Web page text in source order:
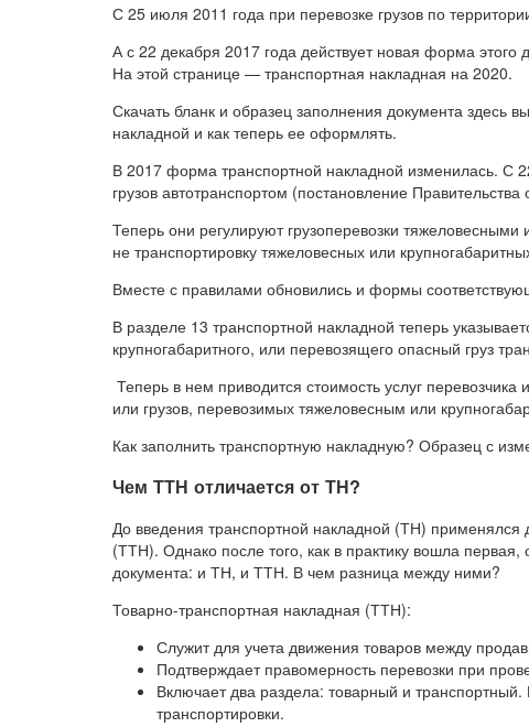
С 25 июля 2011 года при перевозке грузов по
А с 22 декабря 2017 года действует новая форма
На этой странице — транспортная накладная на 2020.
Скачать бланк и образец заполнения документа здесь
накладной и как теперь ее оформлять.
В 2017 форма транспортной накладной изменилась. С
грузов автотранспортом (постановление
Теперь они регулируют грузоперевозки
не транспортировку тяжеловесных или
Вместе с правилами обновились и формы
В разделе 13 транспортной накладной теперь
крупногабаритного, или перевозящего опасный груз
Теперь в нем приводится стоимость услуг
или грузов, перевозимых тяжеловесным или
Как заполнить транспортную накладную? Образец с
Чем ТТН отличается от ТН?
До введения транспортной накладной (ТН) применялся
(ТТН). Однако после того, как в практику вошла
документа: и ТН, и ТТН. В чем разница между ними?
Товарно-транспортная накладная (ТТН):
Служит для учета движения товаров между
Подтверждает правомерность перевозки при
Включает два раздела: товарный и
транспортировки.